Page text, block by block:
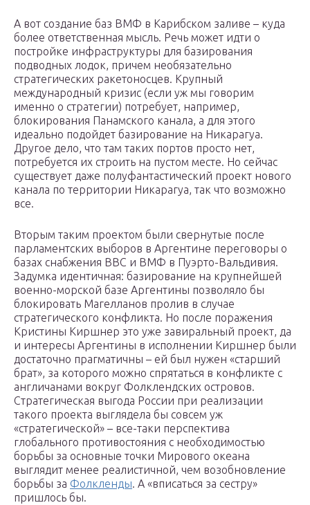
А вот создание баз ВМФ в Карибском заливе – куда
более ответственная мысль. Речь может идти о
постройке инфраструктуры для базирования
подводных лодок, причем необязательно
стратегических ракетоносцев. Крупный
международный кризис (если уж мы говорим
именно о стратегии) потребует, например,
блокирования Панамского канала, а для этого
идеально подойдет базирование на Никарагуа.
Другое дело, что там таких портов просто нет,
потребуется их строить на пустом месте. Но сейчас
существует даже полуфантастический проект нового
канала по территории Никарагуа, так что возможно
все.
Вторым таким проектом были свернутые после
парламентских выборов в Аргентине переговоры о
базах снабжения ВВС и ВМФ в Пуэрто-Вальдивия.
Задумка идентичная: базирование на крупнейшей
военно-морской базе Аргентины позволяло бы
блокировать Магелланов пролив в случае
стратегического конфликта. Но после поражения
Кристины Киршнер это уже завиральный проект, да
и интересы Аргентины в исполнении Киршнер были
достаточно прагматичны – ей был нужен «старший
брат», за которого можно спрятаться в конфликте с
англичанами вокруг Фолклендских островов.
Стратегическая выгода России при реализации
такого проекта выглядела бы совсем уж
«стратегической» – все-таки перспектива
глобального противостояния с необходимостью
борьбы за основные точки Мирового океана
выглядит менее реалистичной, чем возобновление
борьбы за Фолкленды. А «вписаться за сестру»
пришлось бы.